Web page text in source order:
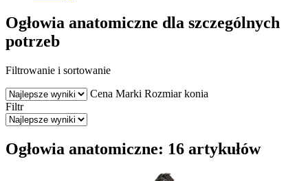
Ogłowia anatomiczne dla szczególnych
potrzeb
Filtrowanie i sortowanie
Cena Marki Rozmiar konia
Filtr
Ogłowia anatomiczne: 16 artykułów